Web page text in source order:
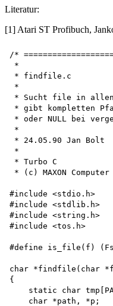
Literatur:
[1] Atari ST Profibuch,
/*
*
* findfile.c
*
* Sucht file in allen
* gibt kompletten
* oder NULL bei
*
* 24.05.90 Jan
*
* Turbo C
* (c) MAXON Computer
#include <stdio.h>
#include <stdlib.h>
#include <string.h>
#include <tos.h>
#define is_file(f)
char *findfile(char
{
static char
    char *path, *p;